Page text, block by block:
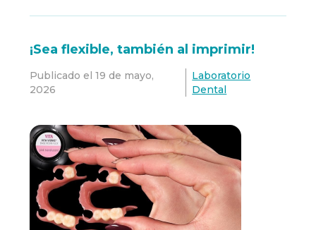
¡Sea flexible, también al imprimir!
Publicado el 19 de mayo,
2026
Laboratorio
Dental